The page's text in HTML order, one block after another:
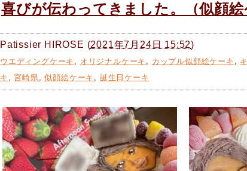
喜びが伝わってきました。（似顔絵
Patissier HIROSE (2021年7月24日 15:52)
ウエディングケーキ , オリジナルケーキ , カップル似顔絵ケーキ ,
キ ,宮崎県,似顔絵ケーキ , 誕生日ケーキ